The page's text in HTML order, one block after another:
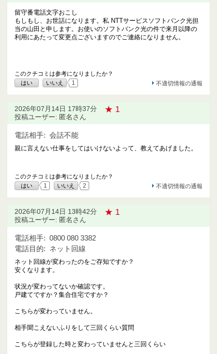
留守番電話文字おこし
もしもし、お世話になります。私 NTTサービスソフトバンク光担
当の山田と申します。お使いのソフトバンク光の件で来月以降の
利用にあたって変更点ございますのでご連絡になりません。
このクチコミは参考になりましたか？
はい
いいえ 1 不適切情報の通報
2026年07月14日 17時37分 ★ 1
投稿ユーザー: 匿名さん
電話相手: 会話不能
親に言えない仕事をしてはいけないよって、教えてあげました。
このクチコミは参考になりましたか？
はい
1 いいえ 2 不適切情報の通報
2026年07月14日 13時42分 ★ 1
投稿ユーザー: 匿名さん
電話相手: 0800 080 3382
電話目的: ネット回線
ネット回線が変わったのをご存知ですか？
安くなります。
状況が変わってないか確認です。
戸建てですか？集合住宅ですか？
こちらが変わっていません。
相手聞こえないふりをして三回くらい質問
こちらが登録した時と変わっていませんと三回くらい